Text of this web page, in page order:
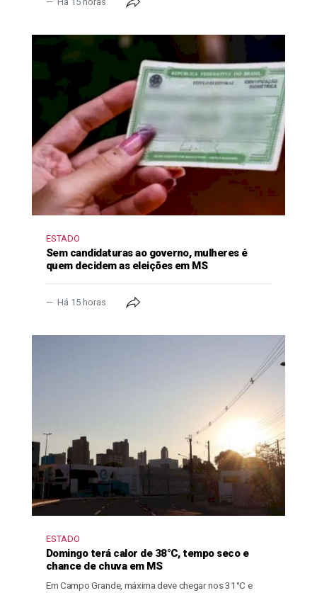
ESTADO
Sem candidaturas ao governo, mulheres é
quem decidem as eleições em MS
Há 15 horas
ESTADO
Domingo terá calor de 38°C, tempo seco e
chance de chuva em MS
Em Campo Grande, máxima deve chegar nos 31°C e